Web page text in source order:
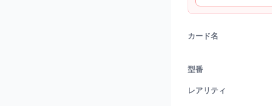
カード名
型番
レアリティ